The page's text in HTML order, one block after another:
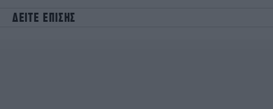
ΔΕΙΤΕ ΕΠΙΣΗΣ